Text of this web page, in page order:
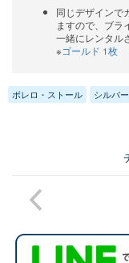
同じデザインで
ますので、ブラ
一緒にレンタル
※ゴールド 1枚
ボレロ・ストール シルバー